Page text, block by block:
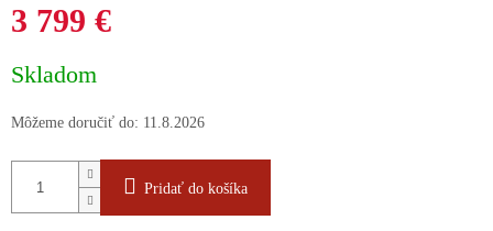
3 799 €
cena:
Skladom
Môžeme doručiť do: 11.8.2026
Pridať do košíka